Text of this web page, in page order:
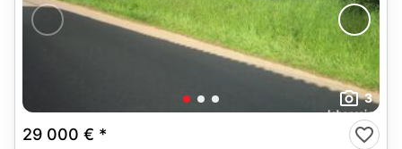
3
29 000 € *